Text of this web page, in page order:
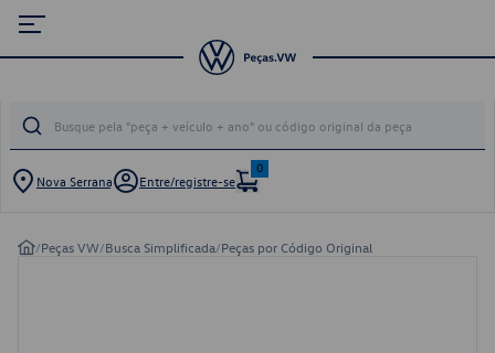
Nova Serrana Entre/registre-se
0
/Peças VW/Busca Simplificada/Peças por Código Original